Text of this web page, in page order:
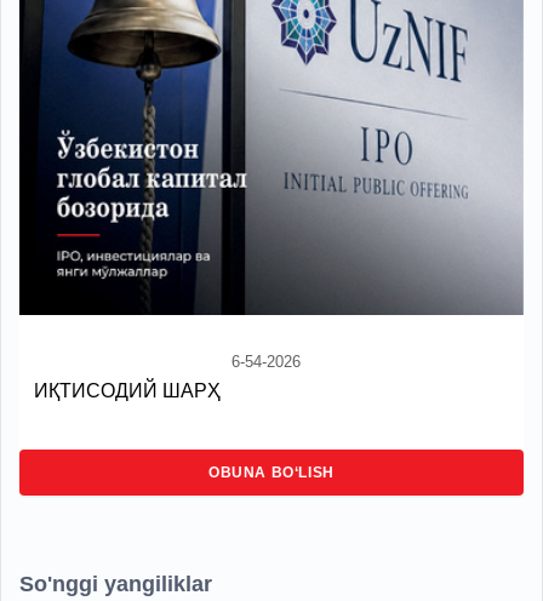
6-54-2026
ИҚТИСОДИЙ ШАРҲ
OBUNA BO‘LISH
So'nggi yangiliklar